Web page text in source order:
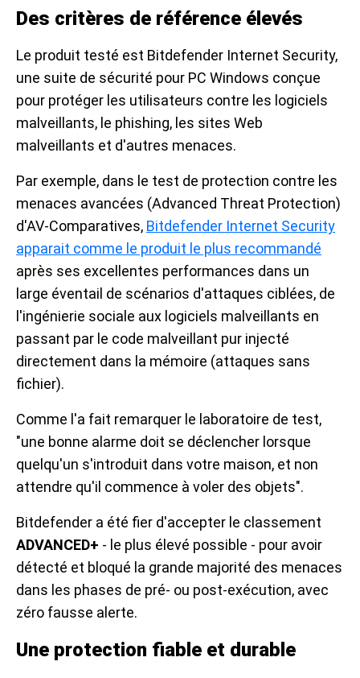
Des critères de référence élevés
Le produit testé est Bitdefender Internet Security,
une suite de sécurité pour PC Windows conçue
pour protéger les utilisateurs contre les logiciels
malveillants, le phishing, les sites Web
malveillants et d'autres menaces.
Par exemple, dans le test de protection contre les
menaces avancées (Advanced Threat Protection)
d'AV-Comparatives, Bitdefender Internet Security
apparait comme le produit le plus recommandé
après ses excellentes performances dans un
large éventail de scénarios d'attaques ciblées, de
l'ingénierie sociale aux logiciels malveillants en
passant par le code malveillant pur injecté
directement dans la mémoire (attaques sans
fichier).
Comme l'a fait remarquer le laboratoire de test,
"une bonne alarme doit se déclencher lorsque
quelqu'un s'introduit dans votre maison, et non
attendre qu'il commence à voler des objets".
Bitdefender a été fier d'accepter le classement
ADVANCED+ - le plus élevé possible - pour avoir
détecté et bloqué la grande majorité des menaces
dans les phases de pré- ou post-exécution, avec
zéro fausse alerte.
Une protection fiable et durable